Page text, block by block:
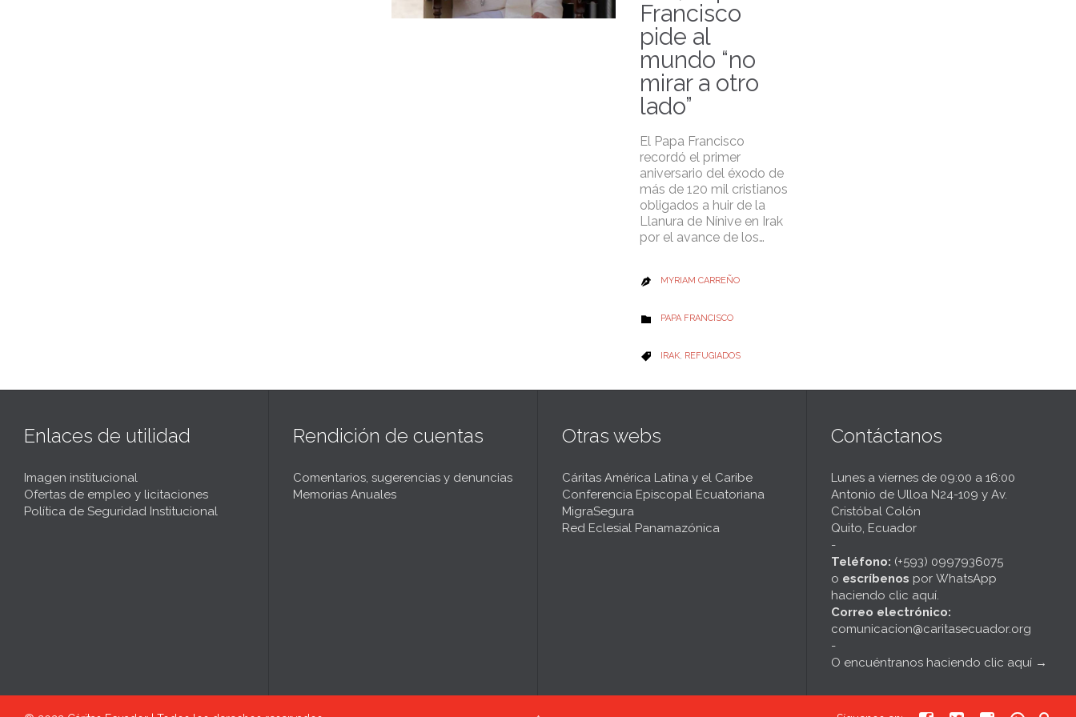
Francisco
pide al
mundo “no
mirar a otro
lado”
El Papa Francisco
recordó el primer
aniversario del éxodo de
más de 120 mil cristianos
obligados a huir de la
Llanura de Nínive en Irak
por el avance de los…
 MYRIAM CARREÑO
 CATEGORY
PAPA FRANCISCO
 CATEGORY
IRAK, REFUGIADOS
Enlaces de utilidad
Imagen institucional
Ofertas de empleo y licitaciones
Política de Seguridad Institucional
Rendición de cuentas
Comentarios, sugerencias y denuncias
Memorias Anuales
Otras webs
Cáritas América Latina y el Caribe
Conferencia Episcopal Ecuatoriana
MigraSegura
Red Eclesial Panamazónica
Contáctanos
Lunes a viernes de 09:00 a 16:00
Antonio de Ulloa N24-109 y Av.
Cristóbal Colón
Quito, Ecuador
-
Teléfono: (+593) 0997936075
o escríbenos por WhatsApp
haciendo clic aquí.
Correo electrónico:
comunicacion@caritasecuador.org
-
O encuéntranos haciendo clic aquí →